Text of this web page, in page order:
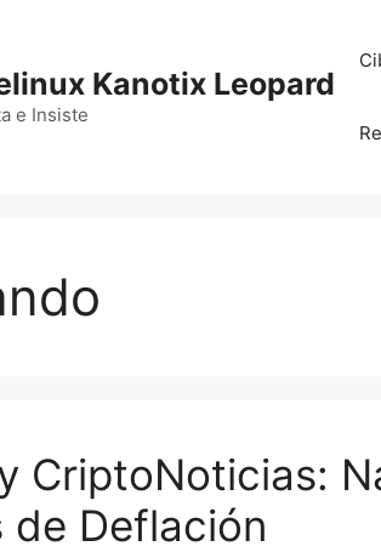
Kanotix Leopard
e Insiste
CriptoNoticias:
de Deflación